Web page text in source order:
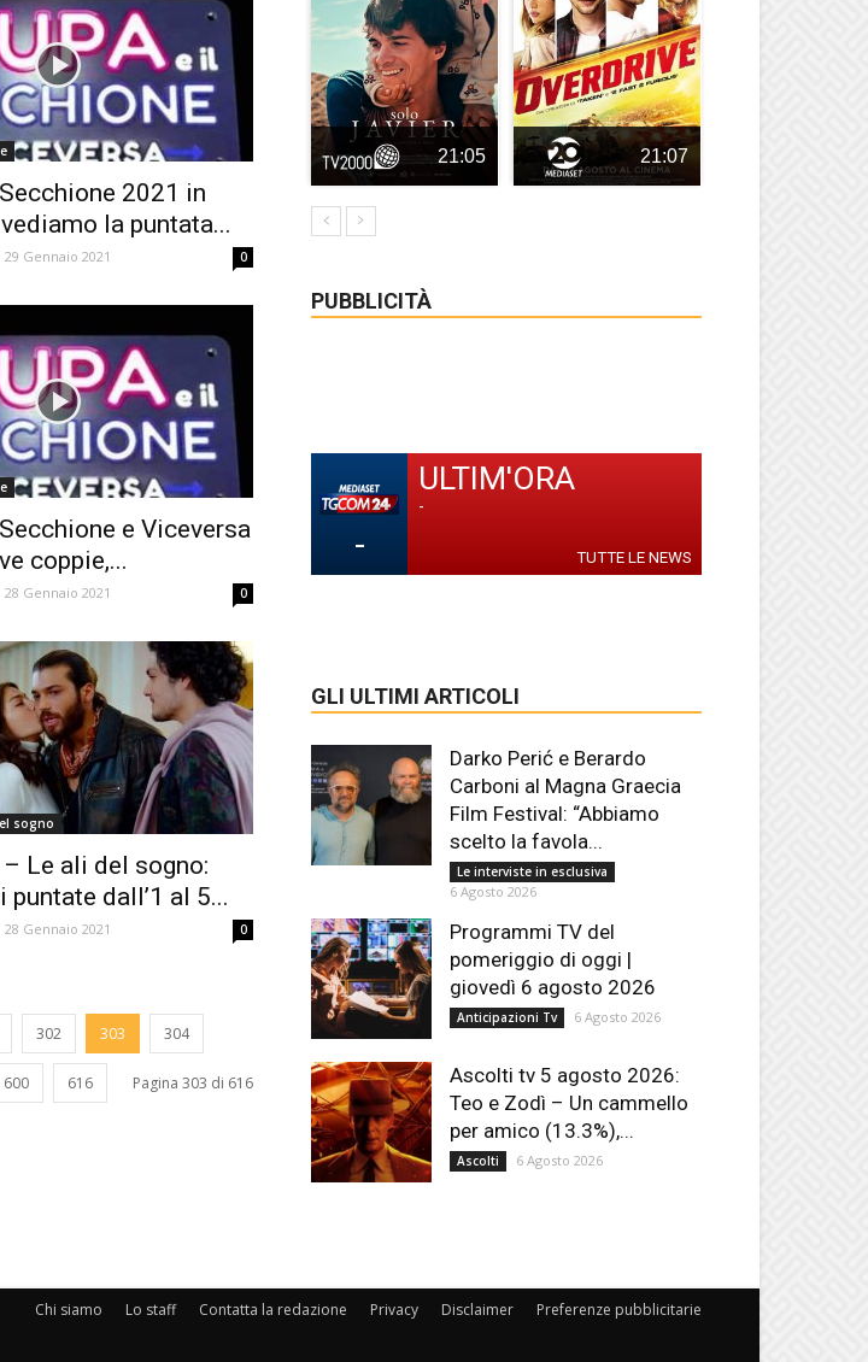
2021 in
la puntata...
29 Gennaio 2021 0
e Viceversa
coppie,...
28 Gennaio 2021 0
sogno
Le ali del sogno:
dall’1 al 5...
28 Gennaio 2021 0
302 303 304
600 616 Pagina 303 di 616
21:05 21:07
PUBBLICITÀ
-
ULTIM'ORA
-
TUTTE LE NEWS
GLI ULTIMI ARTICOLI
Darko Perić e Berardo
Carboni al Magna Graecia
Film Festival: “Abbiamo
scelto la favola...
Le interviste in esclusiva
6 Agosto 2026
Programmi TV del
pomeriggio di oggi |
giovedì 6 agosto 2026
Anticipazioni Tv 6 Agosto 2026
Ascolti tv 5 agosto 2026:
Teo e Zodì – Un cammello
per amico (13.3%),...
Ascolti 6 Agosto 2026
Chi siamo Lo staff Contatta la redazione Privacy Disclaimer Preferenze pubblicitarie